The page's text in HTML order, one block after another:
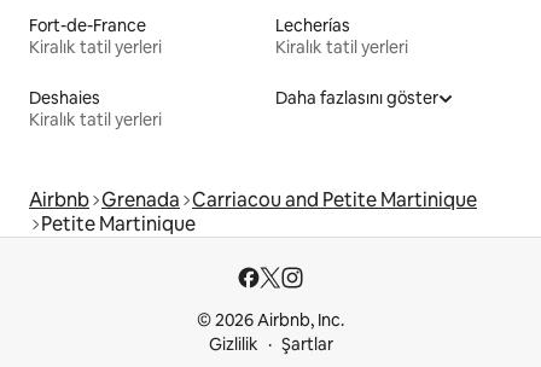
Fort-de-France
Kiralık tatil yerleri
Lecherías
Kiralık tatil yerleri
Deshaies
Kiralık tatil yerleri
Daha fazlasını göster
Airbnb Grenada Carriacou and Petite Martinique
Petite Martinique
© 2026 Airbnb, Inc.
Gizlilik
Şartlar